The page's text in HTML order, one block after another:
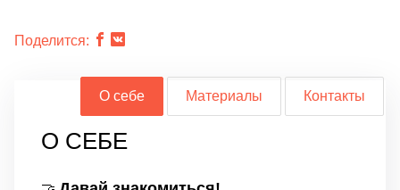
Поделится:
О себе Материалы Контакты
О СЕБЕ